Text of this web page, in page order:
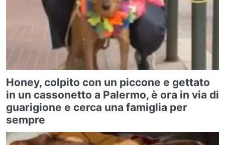
Honey, colpito con un piccone e gettato
in un cassonetto a Palermo, è ora in via di
guarigione e cerca una famiglia per
sempre